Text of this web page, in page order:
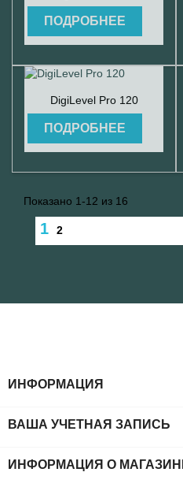
ПОДРОБНЕЕ
Быстрый просмотр
DigiLevel Pro 120
ПОДРОБНЕЕ
Показано 1-12 из 16
1 2
ИНФОРМАЦИЯ
ВАША УЧЕТНАЯ ЗАПИСЬ
ИНФОРМАЦИЯ О